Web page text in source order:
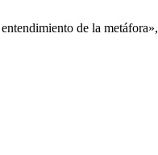
de la metáfora»,